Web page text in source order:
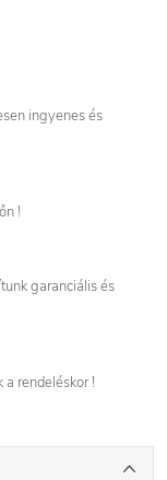
ingyenes és
!
garanciális és
rendeléskor !